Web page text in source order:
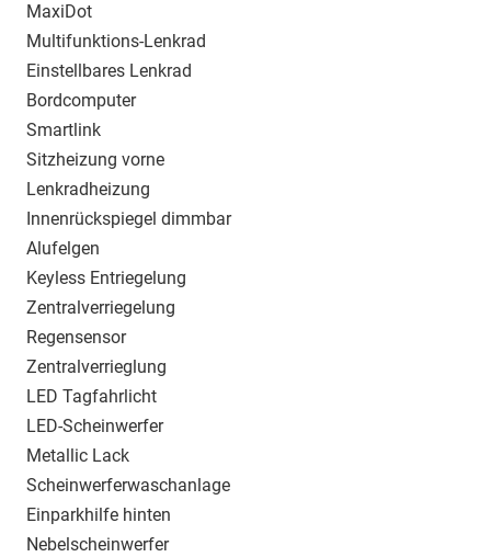
MaxiDot
Multifunktions-Lenkrad
Einstellbares Lenkrad
Bordcomputer
Smartlink
Sitzheizung vorne
Lenkradheizung
Innenrückspiegel dimmbar
Alufelgen
Keyless Entriegelung
Zentralverriegelung
Regensensor
Zentralverrieglung
LED Tagfahrlicht
LED-Scheinwerfer
Metallic Lack
Scheinwerferwaschanlage
Einparkhilfe hinten
Nebelscheinwerfer